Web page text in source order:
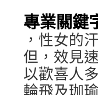
專業關鍵
，性女的
但，效見
以歡喜人
輪飛及珈